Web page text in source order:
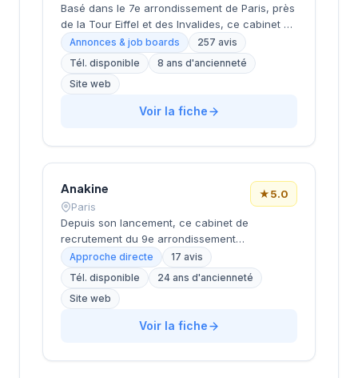
Basé dans le 7e arrondissement de Paris, près
de la Tour Eiffel et des Invalides, ce cabinet de
recrutement bénéficie d'une localisation
prestigieuse au cœur de la capitale. Installé
rue de Bellechasse, il accompagne les
entreprises dans leurs recrutements avec une
approche personnalisée. La structure affiche
une excellente réputation auprès de sa
prestations de conseil en recrutement.
Annonces & job boards
257 avis
Tél. disponible
8 ans d'ancienneté
Site web
Voir la fiche
Anakine
Paris
★5.0
Depuis son lancement, ce cabinet de
recrutement du 9e arrondissement
accompagne les entreprises dans leurs
recherches de talents, avec une approche
centrée sur les métiers du digital et de la tech.
Basée rue de Clichy dans le quartier Opéra-
Grands Boulevards, la structure développe
une expertise particulière sur les profils
Approche directe
17 avis
Tél. disponible
24 ans d'ancienneté
Site web
Voir la fiche